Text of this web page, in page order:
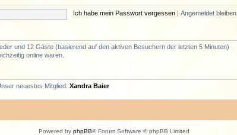
Ich habe mein Passwort vergessen Angemeldet bleiben
und 12 Gäste (basierend auf den aktiven Besuchern der letzten 5 Minuten)
online waren.
neuestes Mitglied: Xandra Baier
Powered by phpBB® Forum Software © phpBB Limited